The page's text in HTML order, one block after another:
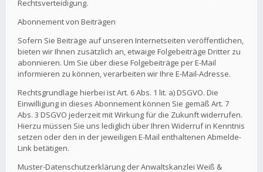
Rechtsverteidigung.
Abonnement von Beiträgen
Sofern Sie Beiträge auf unseren Internetseiten veröffentlichen,
bieten wir Ihnen zusätzlich an, etwaige Folgebeiträge Dritter zu
abonnieren. Um Sie über diese Folgebeiträge per E-Mail
informieren zu können, verarbeiten wir Ihre E-Mail-Adresse.
Rechtsgrundlage hierbei ist Art. 6 Abs. 1 lit. a) DSGVO. Die
Einwilligung in dieses Abonnement können Sie gemäß Art. 7
Abs. 3 DSGVO jederzeit mit Wirkung für die Zukunft widerrufen.
Hierzu müssen Sie uns lediglich über Ihren Widerruf in Kenntnis
setzen oder den in der jeweiligen E-Mail enthaltenen Abmelde-
Link betätigen.
Muster-Datenschutzerklärung der Anwaltskanzlei Weiß &